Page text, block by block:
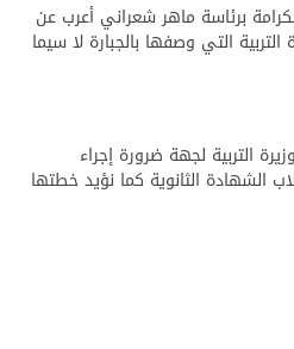
برئاسة ماهر شعراني أعرب عن
التي وصفها بالجبارة لا سيما
التربية لجهة ضرورة إجراء
الشهادة الثانوية كما نؤيد خطتها